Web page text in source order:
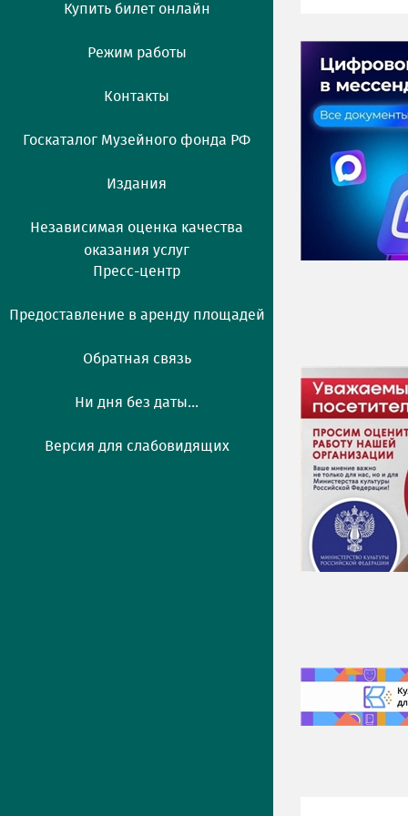
Купить билет онлайн
Режим работы
Контакты
Госкаталог Музейного фонда РФ
Издания
Независимая оценка качества
оказания услуг
Пресс-центр
Предоставление в аренду площадей
Обратная связь
Ни дня без даты...
Версия для слабовидящих